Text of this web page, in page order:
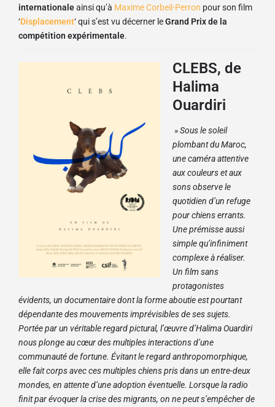
internationaleainsi qu’à Maxime Corbeil-Perron pour son film
‘Displacement‘ qui s’est vu décerner leGrand Prix de la
compétition expérimentale.
CLEBS, de
Halima
Ouardiri
» Sous le soleil
plombant du Maroc,
une caméra attentive
aux couleurs et aux
sons observe le
quotidien d’un refuge
pour chiens errants.
Une prémisse aussi
simple qu’infiniment
complexe à réaliser.
Un film sans
protagonistes
évidents, un documentaire dont la forme aboutie est pourtant
dépendante des mouvements imprévisibles de ses sujets.
Portée par un véritable regard pictural, l’œuvre d’Halima Ouardiri
nous plonge au cœur des multiples interactions d’une
communauté de fortune. Évitant le regard anthropomorphique,
elle fait corps avec ces multiples chiens pris dans un entre-deux
mondes, en attente d’une adoption éventuelle. Lorsque la radio
finit par évoquer la crise des migrants, on ne peut s’empêcher de